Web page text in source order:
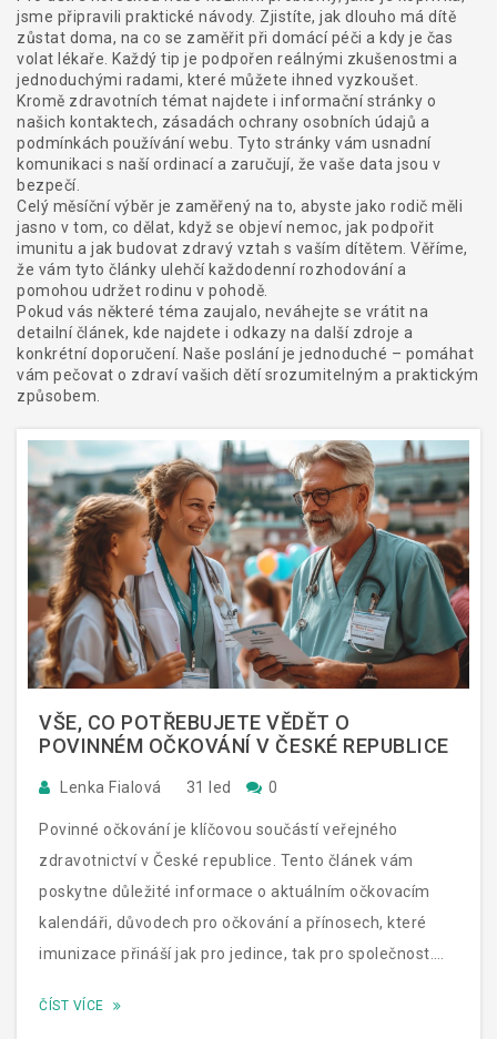
jsme připravili praktické návody. Zjistíte, jak dlouho má dítě
zůstat doma, na co se zaměřit při domácí péči a kdy je čas
volat lékaře. Každý tip je podpořen reálnými zkušenostmi a
jednoduchými radami, které můžete ihned vyzkoušet.
Kromě zdravotních témat najdete i informační stránky o
našich kontaktech, zásadách ochrany osobních údajů a
podmínkách používání webu. Tyto stránky vám usnadní
komunikaci s naší ordinací a zaručují, že vaše data jsou v
bezpečí.
Celý měsíční výběr je zaměřený na to, abyste jako rodič měli
jasno v tom, co dělat, když se objeví nemoc, jak podpořit
imunitu a jak budovat zdravý vztah s vaším dítětem. Věříme,
že vám tyto články ulehčí každodenní rozhodování a
pomohou udržet rodinu v pohodě.
Pokud vás některé téma zaujalo, neváhejte se vrátit na
detailní článek, kde najdete i odkazy na další zdroje a
konkrétní doporučení. Naše poslání je jednoduché – pomáhat
vám pečovat o zdraví vašich dětí srozumitelným a praktickým
způsobem.
VŠE, CO POTŘEBUJETE VĚDĚT O
POVINNÉM OČKOVÁNÍ V ČESKÉ REPUBLICE
Lenka Fialová 31 led 0
Povinné očkování je klíčovou součástí veřejného
zdravotnictví v České republice. Tento článek vám
poskytne důležité informace o aktuálním očkovacím
kalendáři, důvodech pro očkování a přínosech, které
imunizace přináší jak pro jedince, tak pro společnost.
nejčastější mýty a dezinformace o očkování. Cílem je
ČÍST VÍCE